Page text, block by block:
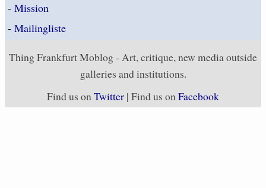
- Mission
- Mailingliste
Thing Frankfurt Moblog - Art, critique, new media outside
galleries and institutions.
Find us onTwitter | Find us onFacebook